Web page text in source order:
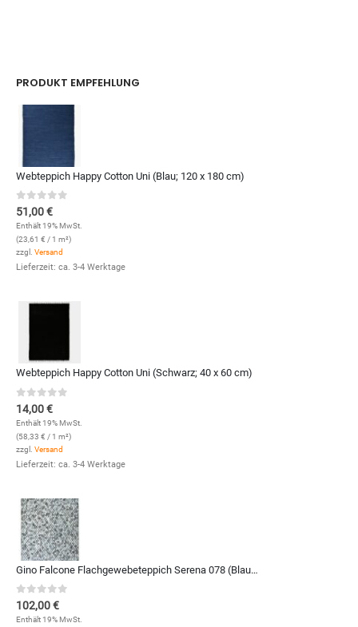
PRODUKT EMPFEHLUNG
Webteppich Happy Cotton Uni (Blau; 120 x 180 cm)
0out of 5
51,00€
Enthält 19% MwSt.
(23,61 € / 1 m²)
zzgl. Versand
Lieferzeit: ca. 3-4 Werktage
Webteppich Happy Cotton Uni (Schwarz; 40 x 60 cm)
0 out of 5
14,00€
Enthält 19% MwSt.
(58,33 € / 1 m²)
zzgl. Versand
Lieferzeit: ca. 3-4 Werktage
Gino Falcone Flachgewebeteppich Serena 078 (Blau Multi; 120 x 170 cm)
0out of 5
102,00€
Enthält 19% MwSt.